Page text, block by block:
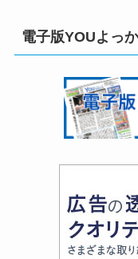
電子版YOUよっ